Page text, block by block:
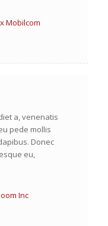
Mobilcom
a, venenatis
pede mollis
Donec
eu,
Inc